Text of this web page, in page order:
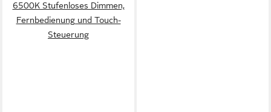
6500K Stufenloses Dimmen,
Fernbedienung und Touch-
Steuerung